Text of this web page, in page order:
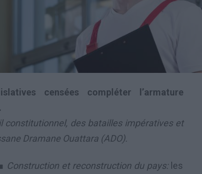
censées compléter l’armature
constitutionnel, des batailles impératives et
Dramane Ouattara (ADO).
Construction et reconstruction du pays:les